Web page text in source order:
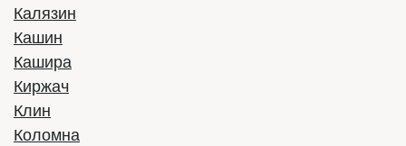
Калязин
Кашин
Кашира
Киржач
Клин
Коломна